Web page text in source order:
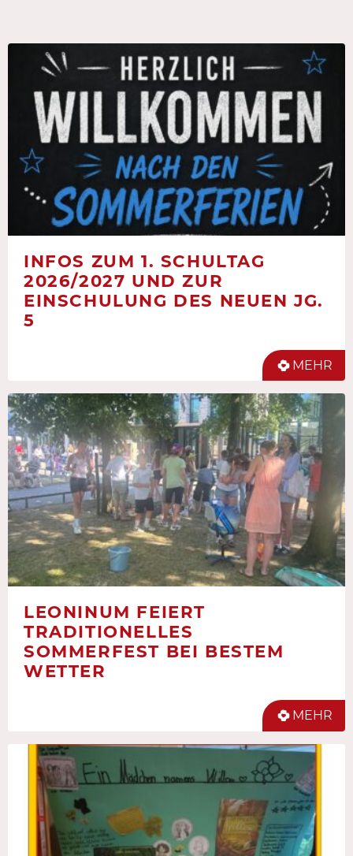
INFOS ZUM 1. SCHULTAG
2026/2027 UND ZUR
EINSCHULUNG DES NEUEN JG.
5
MEHR
LEONINUM FEIERT
TRADITIONELLES
SOMMERFEST BEI BESTEM
WETTER
MEHR